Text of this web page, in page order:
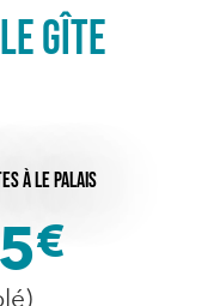
Gîte
À LE PALAIS
€